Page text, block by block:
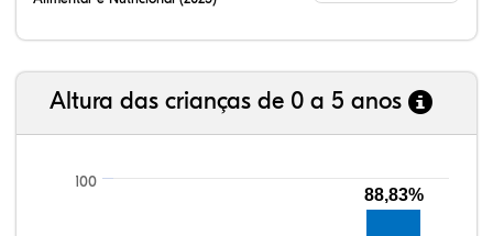
Altura das crianças de 0 a 5 anos
100
88,83%